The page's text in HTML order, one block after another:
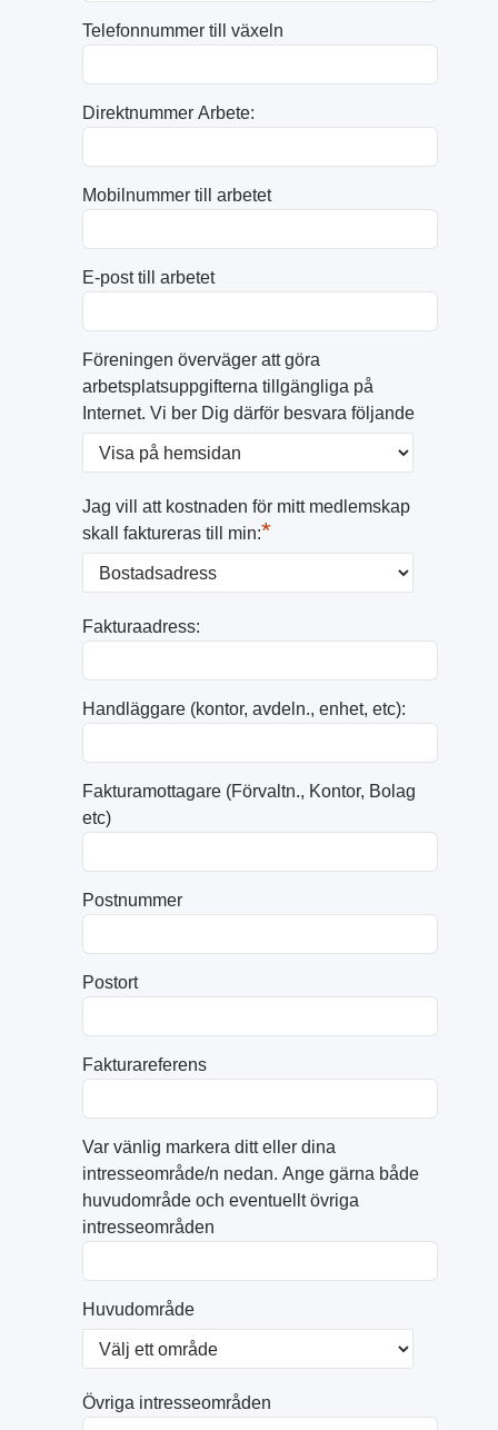
Telefonnummer till växeln
Direktnummer Arbete:
Mobilnummer till arbetet
E-post till arbetet
Föreningen överväger att göra
arbetsplatsuppgifterna tillgängliga på
Internet. Vi ber Dig därför besvara följande
Jag vill att kostnaden för mitt medlemskap
skall faktureras till min:*
Fakturaadress:
Handläggare (kontor, avdeln., enhet, etc):
Fakturamottagare (Förvaltn., Kontor, Bolag
etc)
Postnummer
Postort
Fakturareferens
Var vänlig markera ditt eller dina
intresseområde/n nedan. Ange gärna både
huvudområde och eventuellt övriga
intresseområden
Huvudområde
Övriga intresseområden